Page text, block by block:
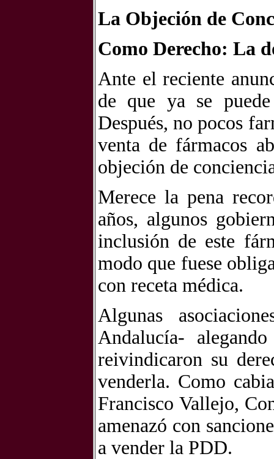
La Objeción de
Como Derecho: La
Ante el reciente
de que ya se
Después, no pocos
venta de fármacos
objeción de
Merece la pena
años, algunos
inclusión de este
modo que fuese
con receta médica.
Algunas
Andalucía-
reivindicaron su
venderla. Como
Francisco Vallejo,
amenazó con
a vender la PDD.